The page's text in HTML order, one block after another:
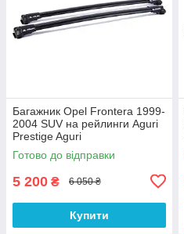
Багажник Opel Frontera 1999-
2004 SUV на рейлинги Aguri
Prestige Aguri
Готово до відправки
5 200 ₴ 6 050 ₴
Купити